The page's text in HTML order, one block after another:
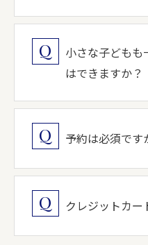
小さな子どもも
はできますか？
予約は必須です
クレジットカー